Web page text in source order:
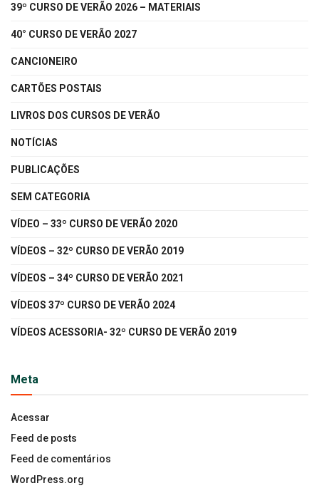
39º CURSO DE VERÃO 2026 – MATERIAIS
40° CURSO DE VERÃO 2027
CANCIONEIRO
CARTÕES POSTAIS
LIVROS DOS CURSOS DE VERÃO
NOTÍCIAS
PUBLICAÇÕES
SEM CATEGORIA
VÍDEO – 33º CURSO DE VERÃO 2020
VÍDEOS – 32º CURSO DE VERÃO 2019
VÍDEOS – 34º CURSO DE VERÃO 2021
VÍDEOS 37º CURSO DE VERÃO 2024
VÍDEOS ACESSORIA- 32º CURSO DE VERÃO 2019
Meta
Acessar
Feed de posts
Feed de comentários
WordPress.org